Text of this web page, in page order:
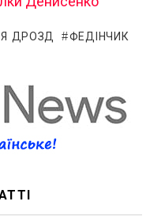
ДРОЗД ФЕДІНЧИК